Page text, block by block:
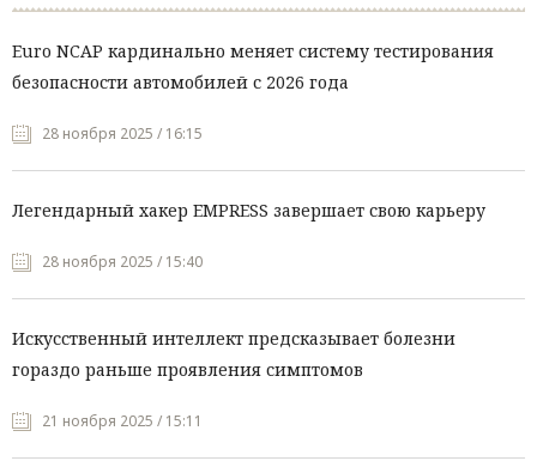
Euro NCAP кардинально меняет систему тестирования
безопасности автомобилей с 2026 года
28 ноября 2025 / 16:15
Легендарный хакер EMPRESS завершает свою карьеру
28 ноября 2025 / 15:40
Искусственный интеллект предсказывает болезни
гораздо раньше проявления симптомов
21 ноября 2025 / 15:11